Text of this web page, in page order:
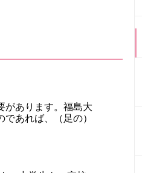
があります。福島大
あれば、（足の）